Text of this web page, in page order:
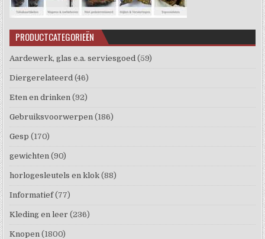
PRODUCTCATEGORIEËN
Aardewerk, glas e.a. serviesgoed (59)
Diergerelateerd (46)
Eten en drinken (92)
Gebruiksvoorwerpen (186)
Gesp (170)
gewichten (90)
horlogesleutels en klok (88)
Informatief (77)
Kleding en leer (236)
Knopen (1800)